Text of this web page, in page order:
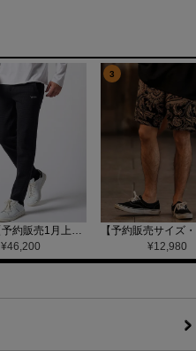
【wjk】【予約販売1月上旬～中旬入荷】function knit easy slacks(jacquard check) ニットイージーパンツ(504 mw08j)
¥46,200
3
¥12,980